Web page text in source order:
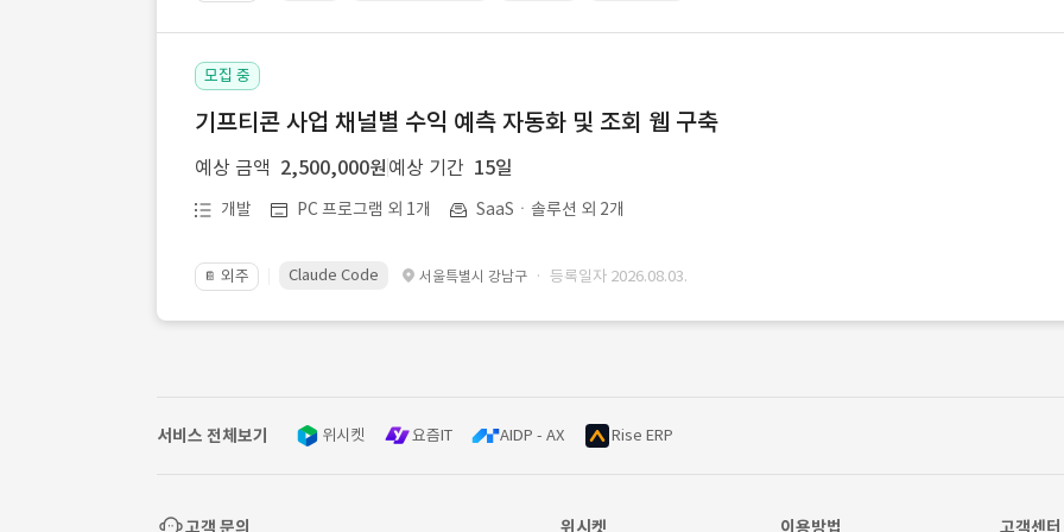
모집 중
기프티콘 사업 채널별 수익 예측 자동화 및 조회 웹 구축
예상 금액 2,500,000원 예상 기간 15일
개발 PC 프로그램 외 1개 SaaSㆍ솔루션 외 2개
📔 외주 Claude Code 서울특별시 강남구 · 등록일자 2026.08.03.
서비스 전체보기 위시켓 요즘IT AIDP - AX Rise ERP
고객 문의 위시켓 이용방법 고객센터